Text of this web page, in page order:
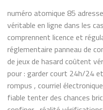
numéro atomique 85
véritable en ligne dans les
comprennent licence et
réglementaire panneau de
de jeux de hasard coûtent
pour : garder court 24h/24
rompus , courriel
fiable tenter des chances